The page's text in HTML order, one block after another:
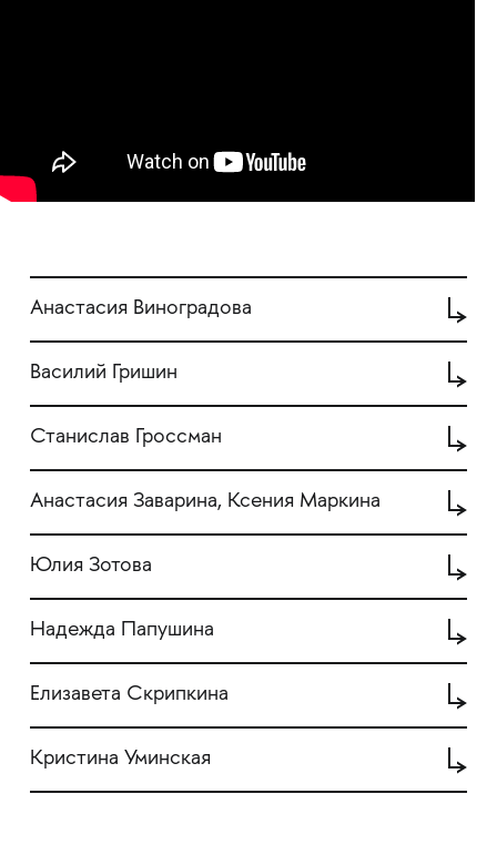
Анастасия Виноградова
Василий Гришин
Станислав Гроссман
Анастасия Заварина, Ксения Маркина
Юлия Зотова
Надежда Папушина
Елизавета Скрипкина
Кристина Уминская